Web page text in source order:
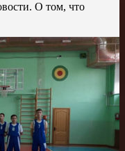
О том, что